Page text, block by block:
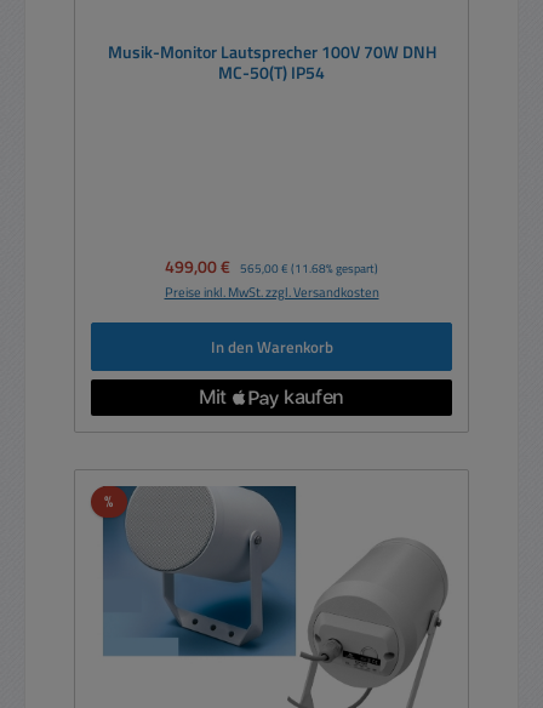
Musik-Monitor Lautsprecher 100V 70W DNH
MC-50(T) IP54
Verkaufspreis:
499,00 € Regulärer Preis:
565,00 € (11.68% gespart)
Preise inkl. MwSt. zzgl. Versandkosten
In den Warenkorb
%Rabatt